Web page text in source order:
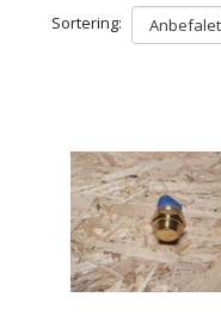
Sortering: